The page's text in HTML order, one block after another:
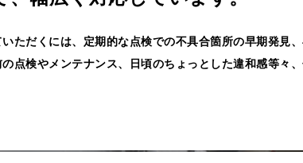
ただくには、定期的な点検での不具合箇所の早期発見、
点検やメンテナンス、日頃のちょっとした違和感等々